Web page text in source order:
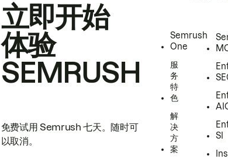
立即开始
体验
SEMRUSH
免费试用 Semrush 七天。随时可
以取消。
Semrush
One
服
务
特
色
解
决
方
案
SI